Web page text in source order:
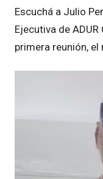
Escuchá a Julio
Ejecutiva de
primera reunión,